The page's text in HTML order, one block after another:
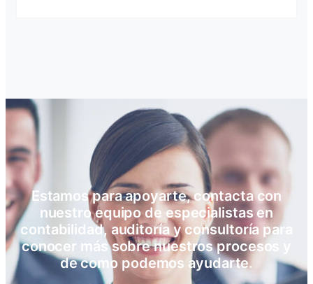
Estamos para apoyarte, contacta con
nuestro equipo de especialistas en
contabilidad, auditoría y consultoría para
conocer más sobre nuestros procesos y
de como podemos ayudarte.